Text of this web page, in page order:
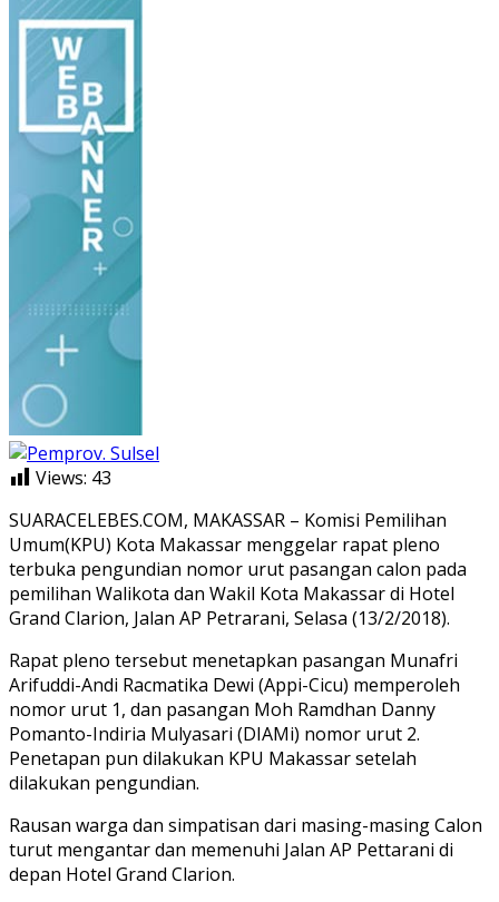
Views: 43
SUARACELEBES.COM, MAKASSAR – Komisi Pemilihan
Umum(KPU) Kota Makassar menggelar rapat pleno
terbuka pengundian nomor urut pasangan calon pada
pemilihan Walikota dan Wakil Kota Makassar di Hotel
Grand Clarion, Jalan AP Petrarani, Selasa (13/2/2018).
Rapat pleno tersebut menetapkan pasangan Munafri
Arifuddi-Andi Racmatika Dewi (Appi-Cicu) memperoleh
nomor urut 1, dan pasangan Moh Ramdhan Danny
Pomanto-Indiria Mulyasari (DIAMi) nomor urut 2.
Penetapan pun dilakukan KPU Makassar setelah
dilakukan pengundian.
Rausan warga dan simpatisan dari masing-masing Calon
turut mengantar dan memenuhi Jalan AP Pettarani di
depan Hotel Grand Clarion.